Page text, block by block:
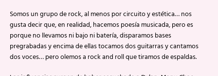
Somos un grupo de rock, al menos por circuito y estética… nos
gusta decir que, en realidad, hacemos poesía musicada, pero es
porque no llevamos ni bajo ni batería, disparamos bases
pregrabadas y encima de ellas tocamos dos guitarras y cantamos
dos voces… pero olemos a rock and roll que tiramos de espaldas.